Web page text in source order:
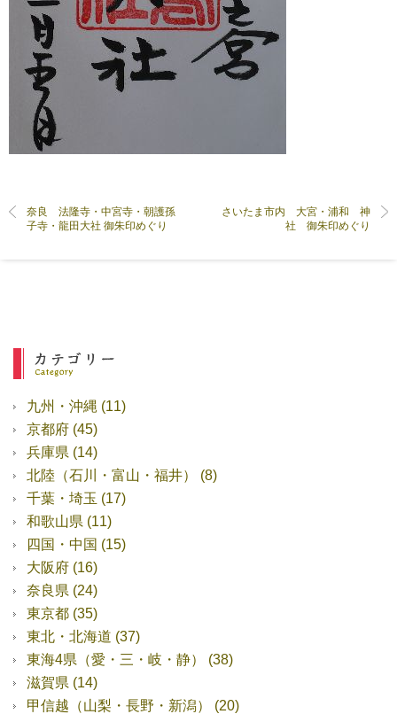
奈良 法隆寺・中宮寺・朝護孫
子寺・龍田大社 御朱印めぐり
さいたま市内 大宮・浦和 神
社 御朱印めぐり
九州・沖縄 (11)
京都府 (45)
兵庫県 (14)
北陸（石川・富山・福井）
(8)
千葉・埼玉 (17)
和歌山県 (11)
四国・中国 (15)
大阪府 (16)
奈良県 (24)
東京都 (35)
東北・北海道 (37)
東海4県（愛・三・岐・静）
(38)
滋賀県 (14)
甲信越（山梨・長野・新潟）
(20)